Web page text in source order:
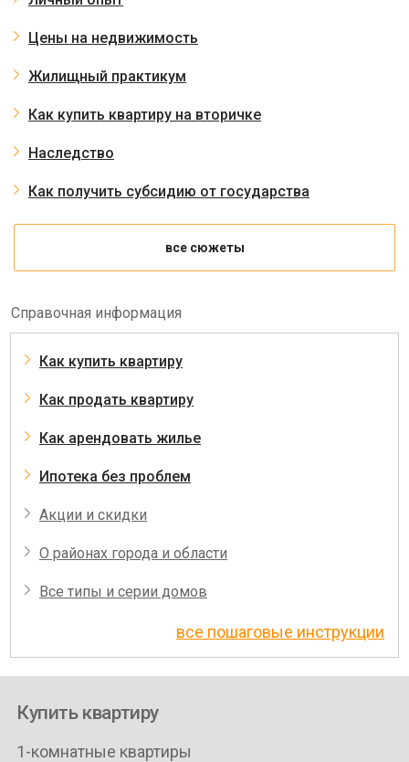
Цены на недвижимость
Жилищный практикум
Как купить квартиру на вторичке
Наследство
Как получить субсидию от государства
все сюжеты
Справочная информация
Как купить квартиру
Как продать квартиру
Как арендовать жилье
Ипотека без проблем
Акции и скидки
О районах города и области
Все типы и серии домов
все пошаговые инструкции
Купить квартиру
1-комнатные квартиры